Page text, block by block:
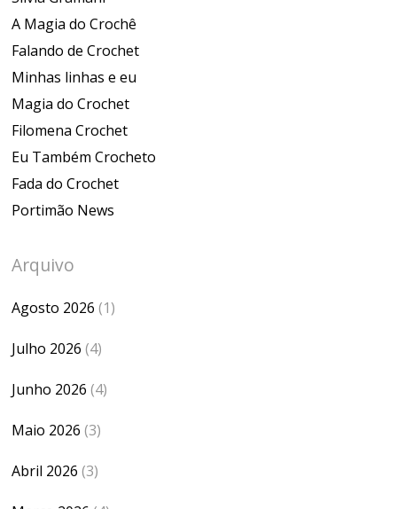
A Magia do Crochê
Falando de Crochet
Minhas linhas e eu
Magia do Crochet
Filomena Crochet
Eu Também Crocheto
Fada do Crochet
Portimão News
Arquivo
Agosto 2026 (1)
Julho 2026 (4)
Junho 2026 (4)
Maio 2026 (3)
Abril 2026 (3)